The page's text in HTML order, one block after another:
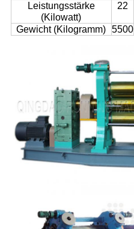
Leistungsstärke
(Kilowatt)
22
Gewicht (Kilogramm) 5500